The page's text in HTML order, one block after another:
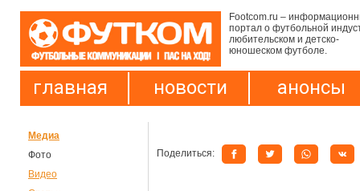
Footcom.ru –
портал о футбольной
любительском и детско-
юношеском футболе.
главная новости анонсы
Медиа
Фото
Видео
Поделиться: